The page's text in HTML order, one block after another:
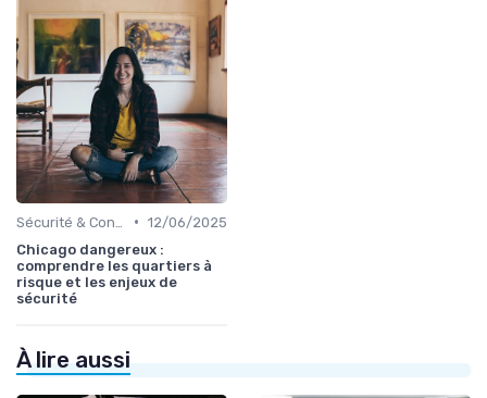
• 12/06/2025
Chicago dangereux :
comprendre les quartiers à
risque et les enjeux de
sécurité
À lire aussi